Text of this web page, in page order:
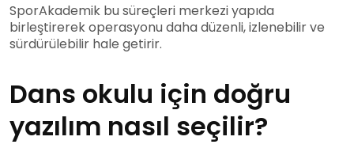
SporAkademik bu süreçleri merkezi yapıda
birleştirerek operasyonu daha düzenli, izlenebilir ve
sürdürülebilir hale getirir.
Dans okulu için doğru
yazılım nasıl seçilir?